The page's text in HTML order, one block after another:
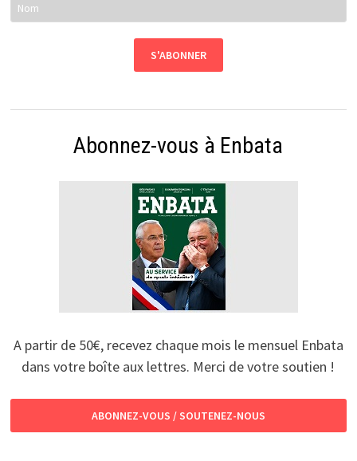
Abonnez-vous à Enbata
A partir de 50€, recevez chaque mois le mensuel Enbata
dans votre boîte aux lettres. Merci de votre soutien !
ABONNEZ-VOUS / SOUTENEZ-NOUS